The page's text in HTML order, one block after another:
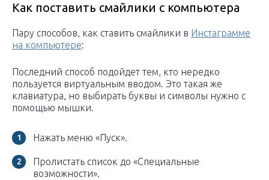
Как поставить смайлики с компьютера
Пару способов, как ставить смайлики в Инстаграмме
на компьютере:
Последний способ подойдет тем, кто нередко
пользуется виртуальным вводом. Это такая же
клавиатура, но выбирать буквы и символы нужно с
помощью мышки.
Нажать меню «Пуск».
Пролистать список до «Специальные
возможности».